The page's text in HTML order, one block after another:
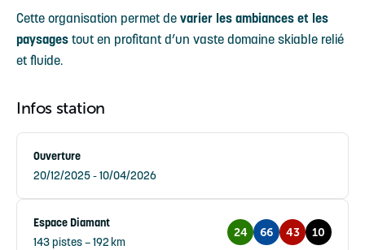
Cette organisation permet de varier les ambiances et les
paysages tout en profitant d’un vaste domaine skiable relié
et fluide.
Infos station
Ouverture
20/12/2025 - 10/04/2026
Espace Diamant
143 pistes – 192 km
24 66 43 10